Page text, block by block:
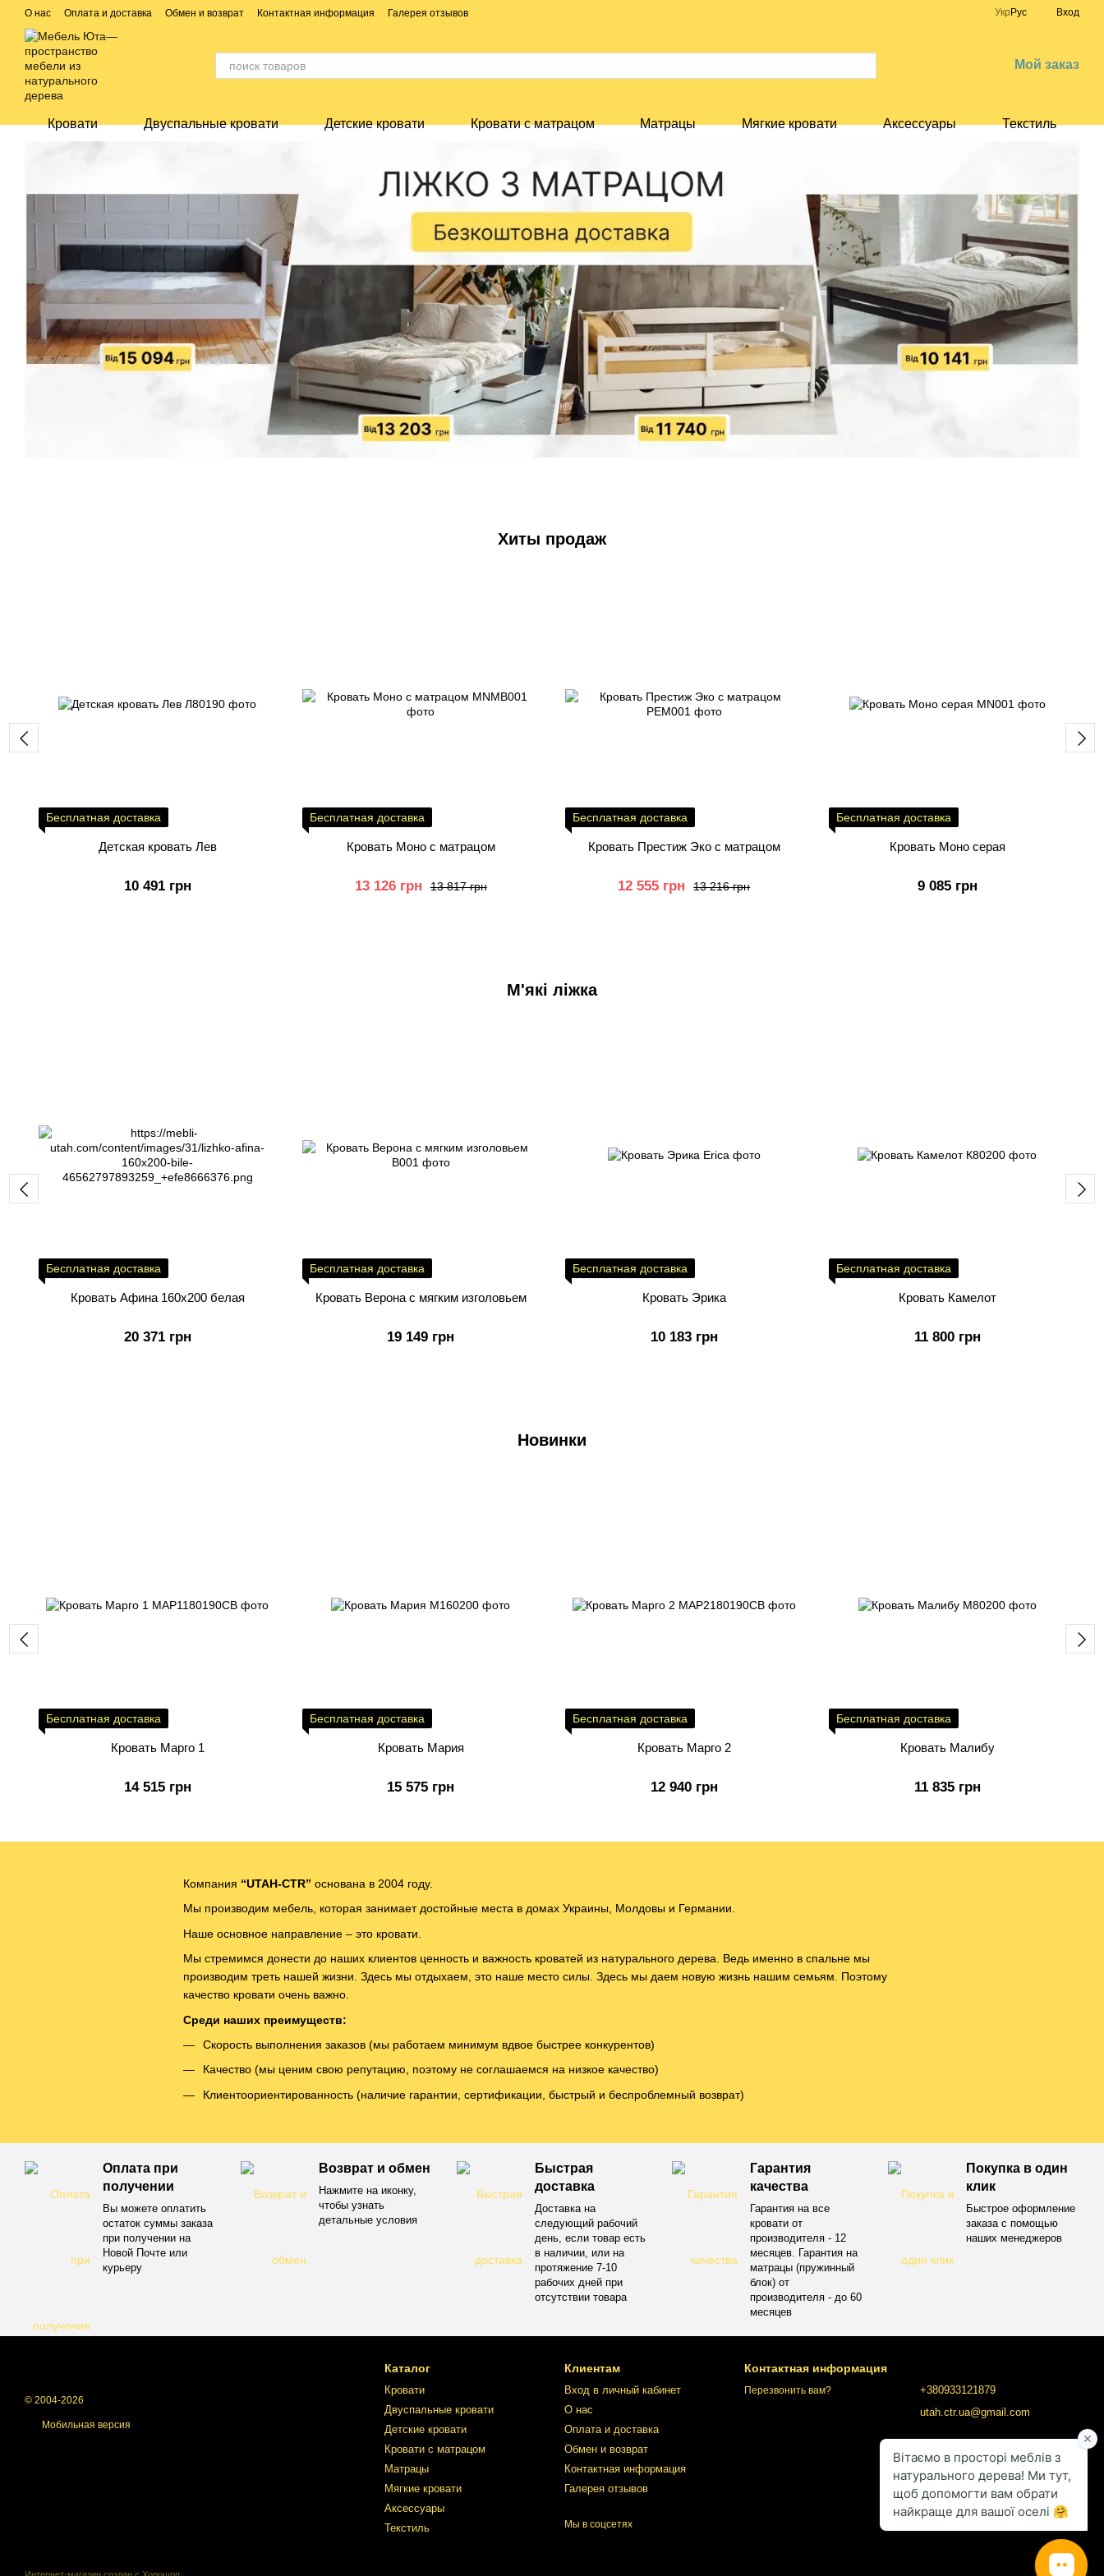
Перейти к основному контенту
О нас Оплата и доставка Обмен и возврат Контактная информация Галерея отзывов Укр Рус Вход
Мой заказ
Кровати Двуспальные кровати Детские кровати Кровати с матрацом Матрацы Мягкие кровати Аксессуары Текстиль
Хиты продаж
Бесплатная доставка
Детская кровать Лев
10 491 грн
Бесплатная доставка
Кровать Моно с матрацом
13 817 грн
13 126 грн
Бесплатная доставка
Кровать Престиж Эко с матрацом
13 216 грн
12 555 грн
Бесплатная доставка
Кровать Моно серая
9 085 грн
М'які ліжка
Бесплатная доставка
Кровать Афина 160x200 белая
20 371 грн
Бесплатная доставка
Кровать Верона с мягким изголовьем
19 149 грн
Бесплатная доставка
Кровать Эрика
10 183 грн
Бесплатная доставка
Кровать Камелот
11 800 грн
Новинки
Бесплатная доставка
Кровать Марго 1
14 515 грн
Бесплатная доставка
Кровать Мария
15 575 грн
Бесплатная доставка
Кровать Марго 2
12 940 грн
Бесплатная доставка
Кровать Малибу
11 835 грн
Компания “UTAH-CTR” основана в 2004 году.
Мы производим мебель, которая занимает достойные места в домах Украины, Молдовы и Германии.
Наше основное направление – это кровати.
Мы стремимся донести до наших клиентов ценность и важность кроватей из натурального дерева. Ведь именно в спальне мы
производим треть нашей жизни. Здесь мы отдыхаем, это наше место силы. Здесь мы даем новую жизнь нашим семьям. Поэтому
качество кровати очень важно.
Среди наших преимуществ:
Скорость выполнения заказов (мы работаем минимум вдвое быстрее конкурентов)
Качество (мы ценим свою репутацию, поэтому не соглашаемся на низкое качество)
Клиентоориентированность (наличие гарантии, сертификации, быстрый и беспроблемный возврат)
Оплата при
получении
Вы можете оплатить
остаток суммы заказа
при получении на
Новой Почте или
курьеру
Возврат и обмен
Нажмите на иконку,
чтобы узнать
детальные условия
Быстрая
доставка
Доставка на
следующий рабочий
день, если товар есть
в наличии, или на
протяжение 7-10
рабочих дней при
отсутствии товара
Гарантия
качества
Гарантия на все
кровати от
производителя - 12
месяцев. Гарантия на
матрацы (пружинный
блок) от
производителя - до 60
месяцев
Покупка в один
клик
Быстрое оформление
заказа с помощью
наших менеджеров
© 2004-2026
Мобильная версия
Каталог
Кровати
Двуспальные кровати
Детские кровати
Кровати с матрацом
Матрацы
Мягкие кровати
Аксессуары
Текстиль
Клиентам
Вход в личный кабинет
О нас
Оплата и доставка
Обмен и возврат
Контактная информация
Галерея отзывов
Мы в соцсетях
Контактная информация
Перезвонить вам?
+380933121879
utah.ctr.ua@gmail.com